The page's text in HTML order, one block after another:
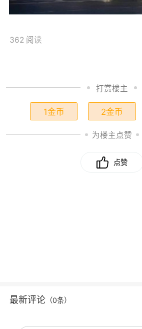
362 阅读
打赏楼主
1金币 2金币
为楼主点赞
点赞
最新评论 （0条）